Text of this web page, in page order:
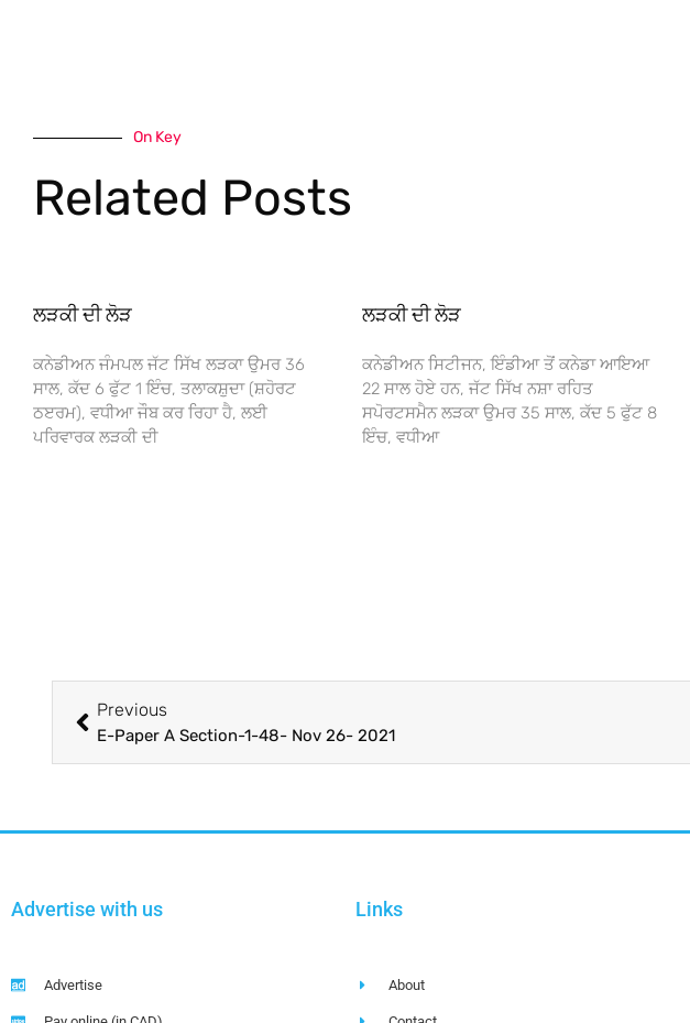
On Key
Related Posts
ਲੜਕੀ ਦੀ ਲੋੜ
ਕਨੇਡੀਅਨ ਜੰਮਪਲ ਜੱਟ ਸਿੱਖ ਲੜਕਾ ਉਮਰ 36
ਸਾਲ, ਕੱਦ 6 ਫੁੱਟ 1 ਇੰਚ, ਤਲਾਕਸ਼ੁਦਾ (ਸ਼ਹੋਰਟ
ਠੲਰਮ), ਵਧੀਆ ਜੌਬ ਕਰ ਰਿਹਾ ਹੈ, ਲਈ
ਪਰਿਵਾਰਕ ਲੜਕੀ ਦੀ
ਲੜਕੀ ਦੀ ਲੋੜ
ਕਨੇਡੀਅਨ ਸਿਟੀਜਨ, ਇੰਡੀਆ ਤੋਂ ਕਨੇਡਾ ਆਇਆ
22 ਸਾਲ ਹੋਏ ਹਨ, ਜੱਟ ਸਿੱਖ ਨਸ਼ਾ ਰਹਿਤ
ਸਪੋਰਟਸਮੈਨ ਲੜਕਾ ਉਮਰ 35 ਸਾਲ, ਕੱਦ 5 ਫੁੱਟ 8
ਇੰਚ, ਵਧੀਆ
Previous
E-Paper A Section-1-48- Nov 26- 2021
Advertise with us
Advertise
Links
About